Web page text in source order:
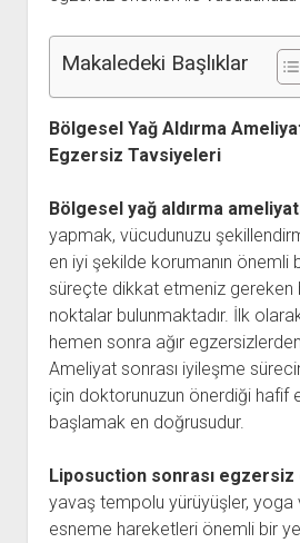
Makaledeki Başlıklar
Bölgesel Yağ Aldırma
Egzersiz Tavsiyeleri
Bölgesel yağ aldırma
yapmak, vücudunuzu
en iyi şekilde korumanın önemli
süreçte dikkat etmeniz gereken
noktalar bulunmaktadır. İlk
hemen sonra ağır egzersizlerden
Ameliyat sonrası iyileşme
için doktorunuzun önerdiği hafif
başlamak en doğrusudur.
Liposuction sonrası egzersiz
yavaş tempolu yürüyüşler, yoga
esneme hareketleri önemli bir